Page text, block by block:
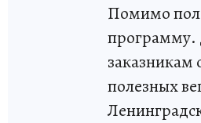
Помимо
программу.
заказникам
полезных